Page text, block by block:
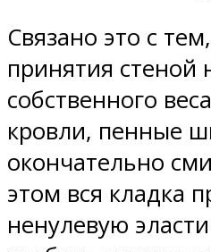
Связано это с
принятия стеной
собственного
кровли, пенные
окончательно
этом вся кладка
ненулевую